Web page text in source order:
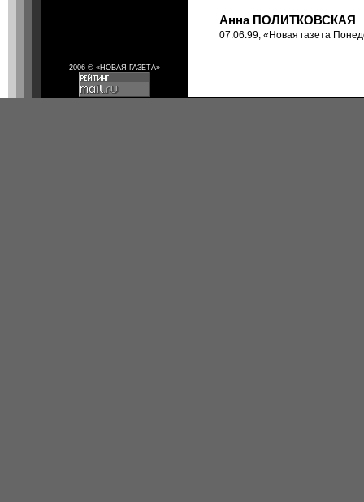
Анна ПОЛИТКОВСКАЯ
07.06.99, «Новая газета
2006 © «НОВАЯ ГАЗЕТА»